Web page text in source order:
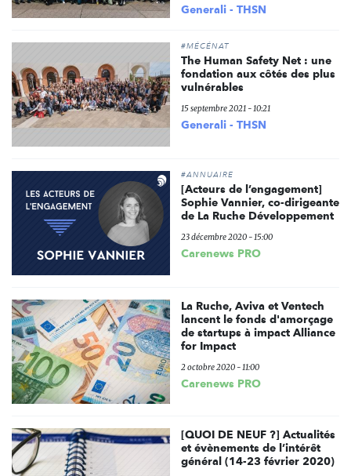
Generali - THSN
#MÉCÉNAT
The Human Safety Net : une
fondation aux côtés des plus
vulnérables
15 septembre 2021 - 10:21
Generali - THSN
#ANNUAIRE
[Acteurs de l’engagement]
Sophie Vannier, co-dirigeante
de La Ruche Développement
23 décembre 2020 - 15:00
Carenews PRO
La Ruche, Aviva et Ventech
lancent le fonds d'amorçage
de startups à impact Alliance
for Impact
2 octobre 2020 - 11:00
Carenews PRO
[QUOI DE NEUF ?] Actualités
et évènements de l’intérêt
général (14-23 février 2020)